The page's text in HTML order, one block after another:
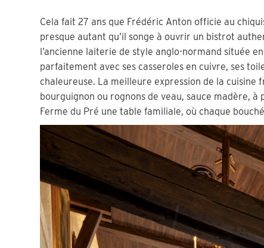
Cela fait 27 ans que Frédéric Anton officie au
presque autant qu’il songe à ouvrir un bistrot
l’ancienne laiterie de style anglo-normand située
parfaitement avec ses casseroles en cuivre, ses
chaleureuse. La meilleure expression de la
bourguignon ou rognons de veau, sauce madère,
Ferme du Pré une table familiale, où chaque